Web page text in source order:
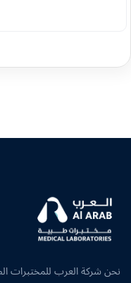
نحن شركة العرب للمختبرات